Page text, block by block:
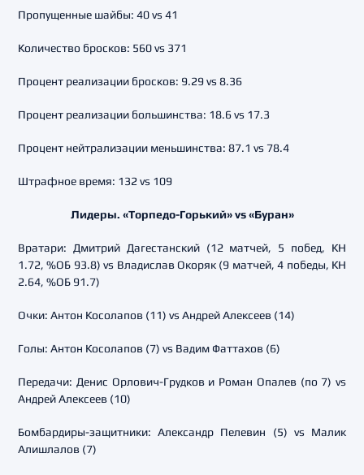
Пропущенные шайбы: 40 vs 41
Количество бросков: 560 vs 371
Процент реализации бросков: 9.29 vs 8.36
Процент реализации большинства: 18.6 vs 17.3
Процент нейтрализации меньшинства: 87.1 vs 78.4
Штрафное время: 132 vs 109
Лидеры. «Торпедо-Горький» vs «Буран»
Вратари: Дмитрий Дагестанский (12 матчей, 5 побед, КН
1.72, %ОБ 93.8) vs Владислав Окоряк (9 матчей, 4 победы, КН
2.64, %ОБ 91.7)
Очки: Антон Косолапов (11) vs Андрей Алексеев (14)
Голы: Антон Косолапов (7) vs Вадим Фаттахов (6)
Передачи: Денис Орлович-Грудков и Роман Опалев (по 7) vs
Андрей Алексеев (10)
Бомбардиры-защитники: Александр Пелевин (5) vs Малик
Алишлалов (7)